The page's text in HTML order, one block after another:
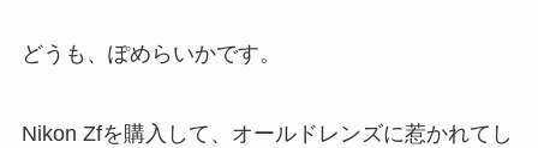
どうも、ぽめらいかです。
Nikon Zfを購入して、オールドレンズに惹かれてし